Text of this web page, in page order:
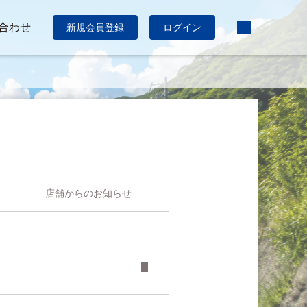
わせ 新規会員登録 ログイン
店舗からのお知らせ